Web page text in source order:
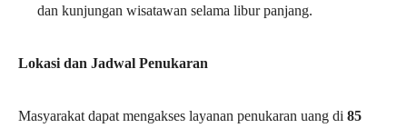
dan kunjungan wisatawan selama libur panjang.
Lokasi dan Jadwal Penukaran
Masyarakat dapat mengakses layanan penukaran uang di 85